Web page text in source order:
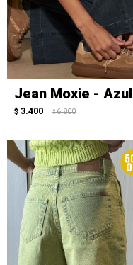
Jean Moxie - Azul
$ 3.400 $ 6.800